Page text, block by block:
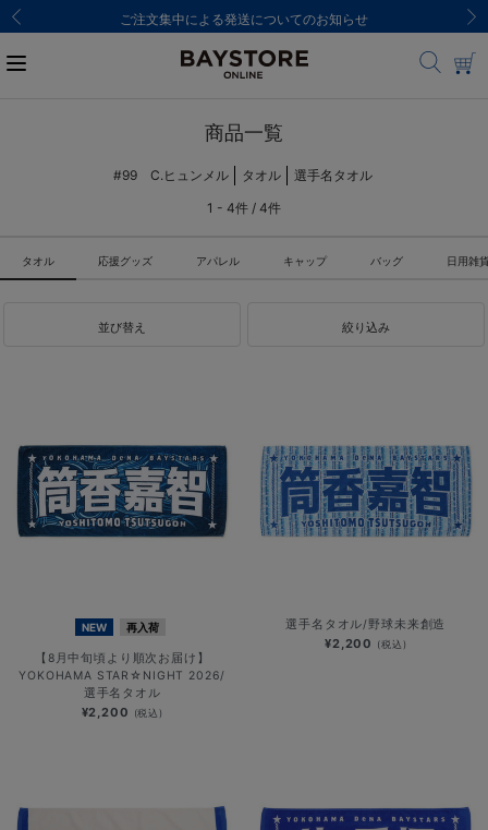
ご注文集中による発送についてのお知らせ
商品一覧
#99 C.ヒュンメル タオル
選手名タオル
1 - 4件 / 4件
タオル 応援グッズ アパレル キャップ バッグ 日用雑
並び替え 絞り込み
NEW 再入荷
【8月中旬頃より順次お届け】
YOKOHAMA STAR☆NIGHT 2026/
選手名タオル
¥2,200 (税込)
選手名タオル/野球未来創造
¥2,200 (税込)